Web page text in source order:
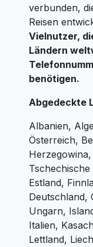
verbunden,
Reisen
Vielnutzer,
Ländern
benötigen.
Abgedeckte
Albanien,
Österreich,
Estland,
Deutschland,
Ungarn,
Italien,
Lettland,